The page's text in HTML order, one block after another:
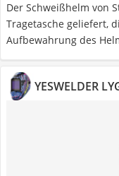
Der Schweißhelm von
Tragetasche geliefert,
Aufbewahrung des
YESWELDER